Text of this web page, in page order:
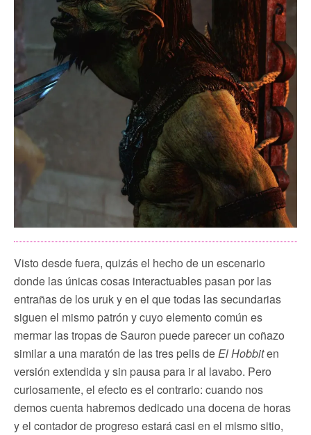
Visto desde fuera, quizás el hecho de un escenario
donde las únicas cosas interactuables pasan por las
entrañas de los uruk y en el que todas las secundarias
siguen el mismo patrón y cuyo elemento común es
mermar las tropas de Sauron puede parecer un coñazo
similar a una maratón de las tres pelis deEl Hobbiten
versión extendida y sin pausa para ir al lavabo. Pero
curiosamente, el efecto es el contrario: cuando nos
demos cuenta habremos dedicado una docena de horas
y el contador de progreso estará casi en el mismo sitio,